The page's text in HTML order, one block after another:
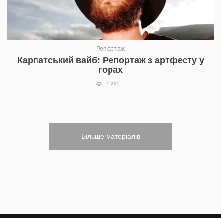
Репортаж
Карпатський вайб: Репортаж з артфесту у
горах
2 201
Більше матеріалів